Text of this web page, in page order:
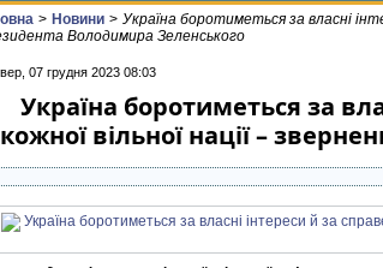
> Новини > Україна боротиметься за власні
Володимира Зеленського
07 грудня 2023 08:03
Україна боротиметься за
кожної вільної нації –